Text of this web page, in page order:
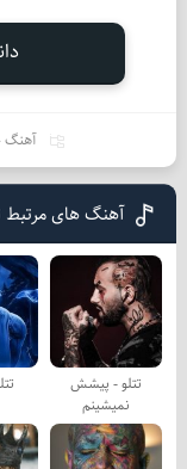
آهنگ
آهنگ های مرتبط
تتلو - پیشش
نمیشینم